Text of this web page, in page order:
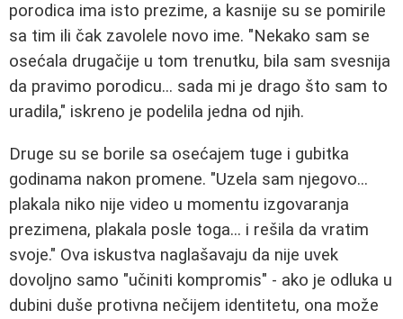
porodica ima isto prezime, a kasnije su se pomirile
sa tim ili čak zavolele novo ime. "Nekako sam se
osećala drugačije u tom trenutku, bila sam svesnija
da pravimo porodicu... sada mi je drago što sam to
uradila," iskreno je podelila jedna od njih.
Druge su se borile sa osećajem tuge i gubitka
godinama nakon promene. "Uzela sam njegovo...
plakala niko nije video u momentu izgovaranja
prezimena, plakala posle toga... i rešila da vratim
svoje." Ova iskustva naglašavaju da nije uvek
dovoljno samo "učiniti kompromis" - ako je odluka u
dubini duše protivna nečijem identitetu, ona može